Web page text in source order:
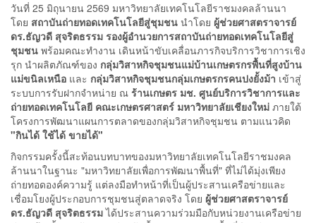
วันที่ 25 มิถุนายน 2569 มหาวิทยาลัยเทคโนโลยีราชมงคลล้านนา
โดย สถาบันถ่ายทอดเทคโนโลยีสู่ชุมชน นำโดย ผู้ช่วยศาสตราจารย์
ดร.ธัญวดี สุจริตธรรม รองผู้อำนวยการสถาบันถ่ายทอดเทคโนโลยีสู่
ชุมชน พร้อมคณะทำงาน เดินหน้าขับเคลื่อนภารกิจบริการวิชาการเชิง
รุก นำผลิตภัณฑ์ของ กลุ่มวิสาหกิจชุมชนแม่บ้านเกษตรกรพื้นที่สูงบ้าน
แม่ขนิลเหนือ และ กลุ่มวิสาหกิจชุมชนกลุ่มเกษตรกรคนปงยั้งม้า เข้าสู่
ระบบการรับฝากจำหน่าย ณ ร้านเกษตร มช. ศูนย์บริการวิชาการและ
ถ่ายทอดเทคโนโลยี คณะเกษตรศาสตร์ มหาวิทยาลัยเชียงใหม่ ภายใต้
โครงการพัฒนาแผนการตลาดของกลุ่มวิสาหกิจชุมชน ตามแนวคิด
"กินได้ ใช้ได้ ขายได้"
กิจกรรมครั้งนี้สะท้อนบทบาทของมหาวิทยาลัยเทคโนโลยีราชมงคล
ล้านนาในฐานะ "มหาวิทยาลัยเพื่อการพัฒนาพื้นที่" ที่ไม่ได้มุ่งเพียง
ถ่ายทอดองค์ความรู้ แต่ลงมือทำหน้าที่เป็นผู้ประสานเครือข่ายและ
เชื่อมโยงผู้ประกอบการชุมชนสู่ตลาดจริง โดย ผู้ช่วยศาสตราจารย์
ดร.ธัญวดี สุจริตธรรมได้ประสานความร่วมมือกับหน่วยงานเครือข่าย